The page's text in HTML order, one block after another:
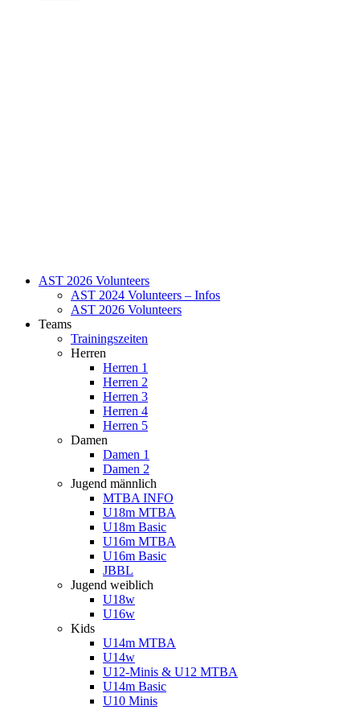
AST 2026 Volunteers
AST 2024 Volunteers – Infos
AST 2026 Volunteers
Teams
Trainingszeiten
Herren
Herren 1
Herren 2
Herren 3
Herren 4
Herren 5
Damen
Damen 1
Damen 2
Jugend männlich
MTBA INFO
U18m MTBA
U18m Basic
U16m MTBA
U16m Basic
JBBL
Jugend weiblich
U18w
U16w
Kids
U14m MTBA
U14w
U12-Minis & U12 MTBA
U14m Basic
U10 Minis